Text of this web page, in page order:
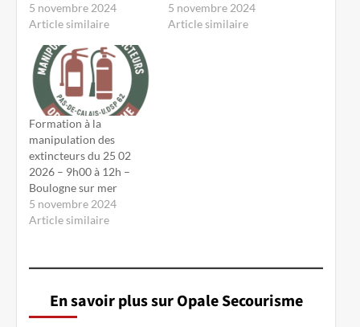
5 novembre 2024
Article similaire
5 novembre 2024
Article similaire
Formation à la
manipulation des
extincteurs du 25 02
2026 – 9h00 à 12h –
Boulogne sur mer
5 novembre 2024
Article similaire
En savoir plus sur Opale Secourisme